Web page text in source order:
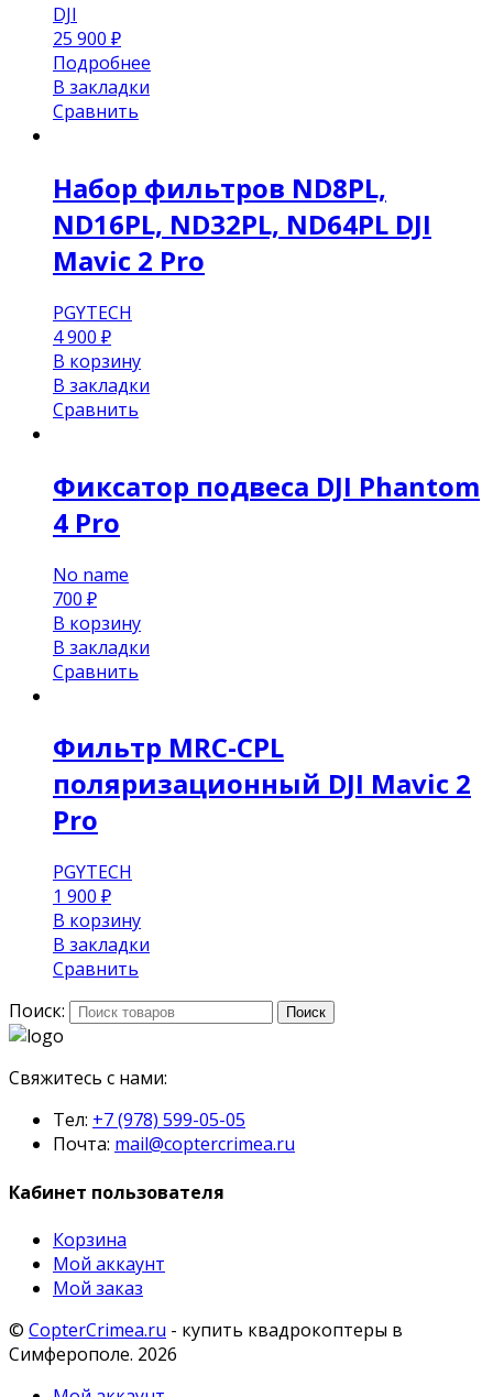
DJI
25 900 ₽
Подробнее
В закладки
Сравнить
Набор фильтров ND8PL,
ND16PL, ND32PL, ND64PL DJI
Mavic 2 Pro
PGYTECH
4 900 ₽
В корзину
В закладки
Сравнить
Фиксатор подвеса DJI Phantom
4 Pro
No name
700 ₽
В корзину
В закладки
Сравнить
Фильтр MRC-CPL
поляризационный DJI Mavic 2
Pro
PGYTECH
1 900 ₽
В корзину
В закладки
Сравнить
Поиск:
Поиск
Свяжитесь с нами:
Тел: +7 (978) 599-05-05
Почта: mail@coptercrimea.ru
Кабинет пользователя
Корзина
Мой аккаунт
Мой заказ
© CopterCrimea.ru - купить квадрокоптеры в
Симферополе. 2026